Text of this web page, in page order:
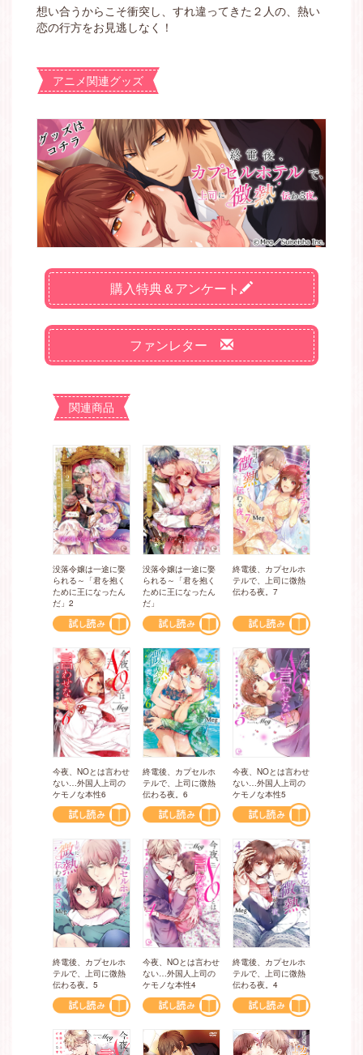
想い合うからこそ衝突し、すれ違ってきた２人の、熱い
恋の行方をお見逃しなく！
アニメ関連グッズ
購入特典＆アンケート
ファンレター
関連商品
没落令嬢は一途に娶
られる～「君を抱く
ために王になったん
だ」2
没落令嬢は一途に娶
られる～「君を抱く
ために王になったん
だ」
終電後、カプセルホ
テルで、上司に微熱
伝わる夜。7
今夜、NOとは言わせ
ない…外国人上司の
ケモノな本性6
終電後、カプセルホ
テルで、上司に微熱
伝わる夜。6
今夜、NOとは言わせ
ない…外国人上司の
ケモノな本性5
終電後、カプセルホ
テルで、上司に微熱
伝わる夜。5
今夜、NOとは言わせ
ない…外国人上司の
ケモノな本性4
終電後、カプセルホ
テルで、上司に微熱
伝わる夜。4